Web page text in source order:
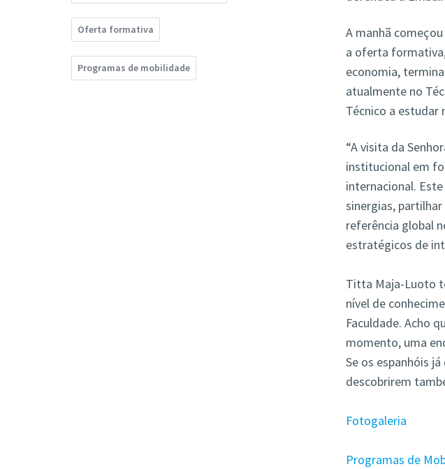
A manhã
a oferta
economia,
atualmente no
Técnico a estudar
“A visita da
institucional em
internacional.
sinergias,
referência global
estratégicos de
Titta Maja-Luoto
nível de
Faculdade. Acho
momento, uma
Se os espanhóis
descobrirem
Fotogaleria
Programas de
Oferta formativa
Programas de mobilidade